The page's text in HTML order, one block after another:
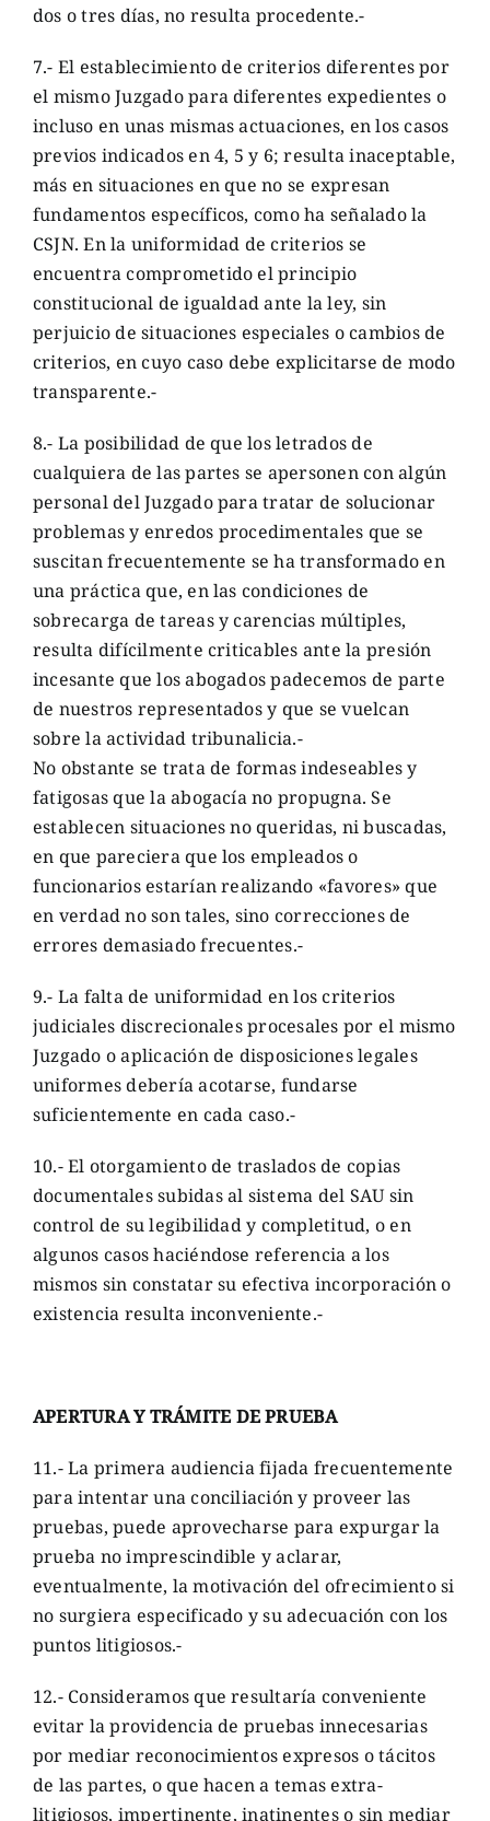
dos o tres días, no resulta procedente.-
7.- El establecimiento de criterios diferentes por
el mismo Juzgado para diferentes expedientes o
incluso en unas mismas actuaciones, en los casos
previos indicados en 4, 5 y 6; resulta inaceptable,
más en situaciones en que no se expresan
fundamentos específicos, como ha señalado la
CSJN. En la uniformidad de criterios se
encuentra comprometido el principio
constitucional de igualdad ante la ley, sin
perjuicio de situaciones especiales o cambios de
criterios, en cuyo caso debe explicitarse de modo
transparente.-
8.- La posibilidad de que los letrados de
cualquiera de las partes se apersonen con algún
personal del Juzgado para tratar de solucionar
problemas y enredos procedimentales que se
suscitan frecuentemente se ha transformado en
una práctica que, en las condiciones de
sobrecarga de tareas y carencias múltiples,
resulta difícilmente criticables ante la presión
incesante que los abogados padecemos de parte
de nuestros representados y que se vuelcan
sobre la actividad tribunalicia.-
No obstante se trata de formas indeseables y
fatigosas que la abogacía no propugna. Se
establecen situaciones no queridas, ni buscadas,
en que pareciera que los empleados o
funcionarios estarían realizando «favores» que
en verdad no son tales, sino correcciones de
errores demasiado frecuentes.-
9.- La falta de uniformidad en los criterios
judiciales discrecionales procesales por el mismo
Juzgado o aplicación de disposiciones legales
uniformes debería acotarse, fundarse
suficientemente en cada caso.-
10.- El otorgamiento de traslados de copias
documentales subidas al sistema del SAU sin
control de su legibilidad y completitud, o en
algunos casos haciéndose referencia a los
mismos sin constatar su efectiva incorporación o
existencia resulta inconveniente.-
APERTURA Y TRÁMITE DE PRUEBA
11.- La primera audiencia fijada frecuentemente
para intentar una conciliación y proveer las
pruebas, puede aprovecharse para expurgar la
prueba no imprescindible y aclarar,
eventualmente, la motivación del ofrecimiento si
no surgiera especificado y su adecuación con los
puntos litigiosos.-
12.- Consideramos que resultaría conveniente
evitar la providencia de pruebas innecesarias
por mediar reconocimientos expresos o tácitos
de las partes, o que hacen a temas extra-
litigiosos, impertinente, inatinentes o sin mediar